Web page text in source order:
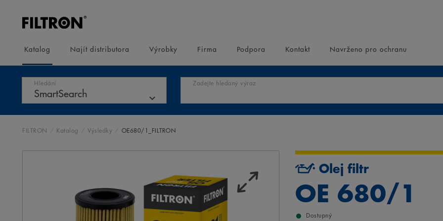
Katalog Najít distributora Výrobky Firma Podpora Kontakt Navrženo pro ochranu
Hledání Zadejte hledaný výraz
FILTRON Katalog Výsledky OE680/1_FILTRON
Olej filtr
OE 680/1
Dostupný